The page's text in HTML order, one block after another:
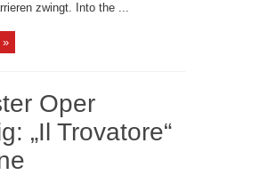
zwingt. Into the ...
»
Oper
„Il Trovatore“